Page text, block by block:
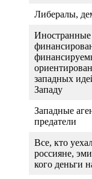
Либералы,
западных
Западу
Западные
предатели
Все, кто
россияне,
кого деньги